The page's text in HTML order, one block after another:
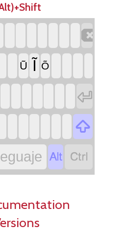

Ũ Ĩ Õ


 